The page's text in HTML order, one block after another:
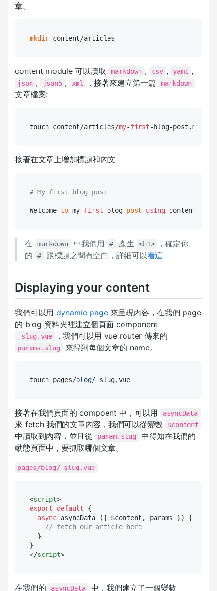
章。
mkdir
content module 可以讀取 markdown , csv , yaml ,
json , json5 , xml ，接著來建立第一篇 markdown
文章檔案:
touch content/articles/my-first
接著在文章上增加標題和內文
# My first blog post
Welcome to my first blog post using
在 markdown 中我們用 # 產生 <h1>
，確定你
的
# 跟標題之間有空白，詳細可以看這
Displaying your content
我們可以用 dynamic page 來呈現內容，在我們 page
的 blog 資料夾裡建立個頁面 component
_slug.vue ，我們可以用 vue router 傳來的
params.slug 來得到每個文章的 name。
touch pages/blog/ _slug.vue
接著在我們頁面的 compoent 中，可以用 asyncData
來 fetch 我們的文章內容，我們可以從變數 $content
中讀取到內容，並且從 param.slug
中得知在我們的
動態頁面中，要抓取哪個文章。
pages/blog/_slug.vue
<script>
export
default {
async asyncData ({ $content, params }) {
// fetch our article here
  }
</script>
在我們的 asyncData 中，我們建立了一個變數